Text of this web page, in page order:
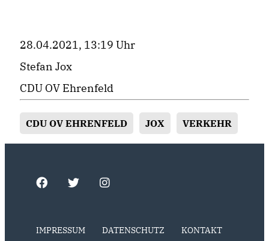
28.04.2021, 13:19 Uhr
Stefan Jox
CDU OV Ehrenfeld
CDU OV EHRENFELD JOX VERKEHR
IMPRESSUM DATENSCHUTZ KONTAKT